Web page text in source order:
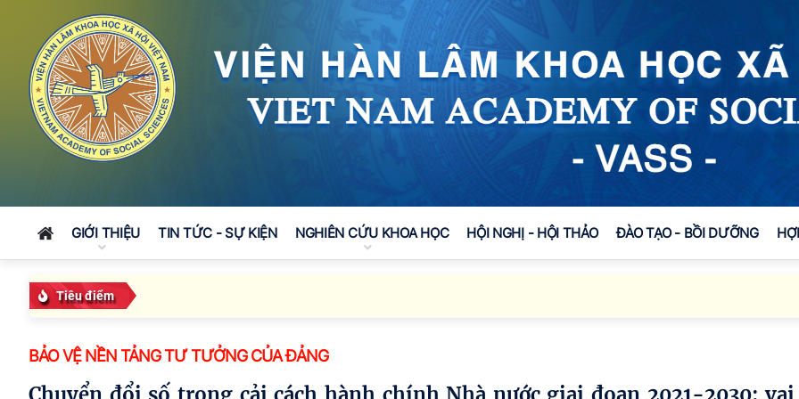
GIỚI THIỆU TIN TỨC - SỰ KIỆN NGHIÊN CỨU KHOA HỌC HỘI NGHỊ - HỘI THẢO ĐÀO TẠO - BỒI DƯỠNG
Tiêu điểm
BẢO VỆ NỀN TẢNG TƯ TƯỞNG CỦA ĐẢNG